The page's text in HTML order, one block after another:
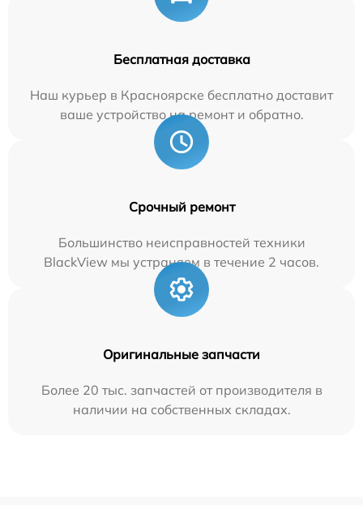
Бесплатная доставка
Наш курьер в Красноярске бесплатно доставит
ваше устройство на ремонт и обратно.
Срочный ремонт
Большинство неисправностей техники
BlackView мы устраняем в течение 2 часов.
Оригинальные запчасти
Более 20 тыс. запчастей от производителя в
наличии на собственных складах.